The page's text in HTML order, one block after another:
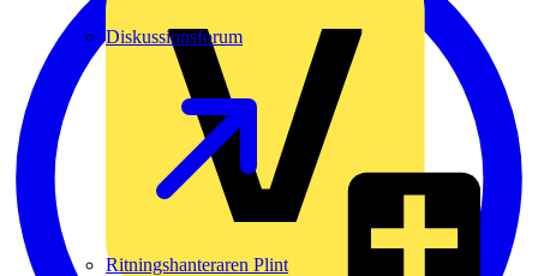
Diskussionsforum
Ritningshanteraren Plint